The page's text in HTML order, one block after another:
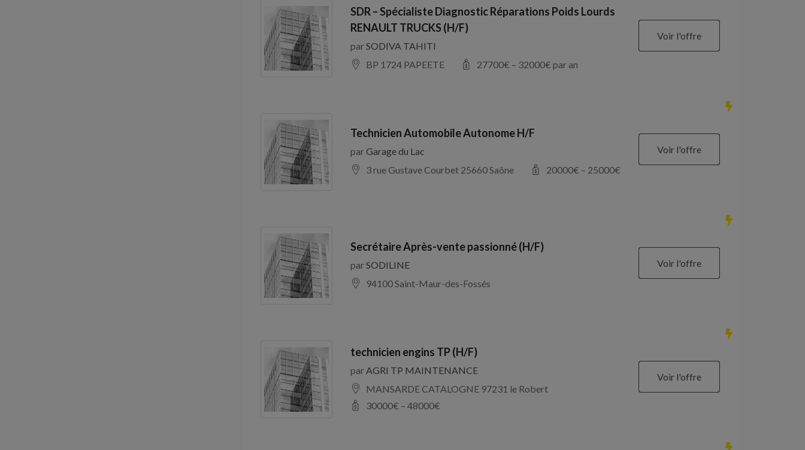
SDR – Spécialiste Diagnostic Réparations Poids Lourds
RENAULT TRUCKS (H/F)
par SODIVA TAHITI
BP 1724 PAPEETE
27700€ – 32000€ par an
Voir l'offre
Technicien Automobile Autonome H/F
parGarage du Lac
3 rue Gustave Courbet 25660 Saône
20000€ – 25000€
Voir l'offre
Secrétaire Après-vente passionné (H/F)
parSODILINE
94100 Saint-Maur-des-Fossés
Voir l'offre
technicien engins TP (H/F)
parAGRI TP MAINTENANCE
MANSARDE CATALOGNE 97231 le Robert
30000€ – 48000€
Voir l'offre